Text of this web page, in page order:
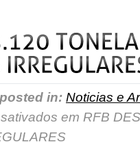
posted in: Noticias e
em RFB